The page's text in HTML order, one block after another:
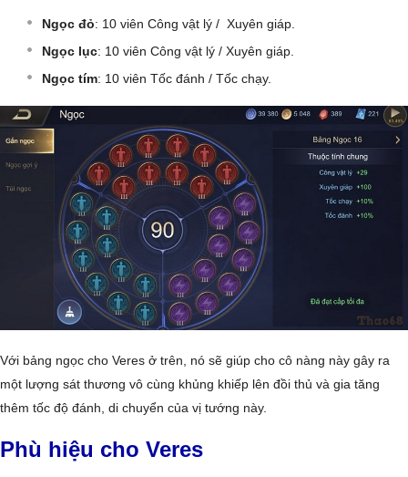
Ngọc đỏ: 10 viên Công vật lý / Xuyên giáp.
Ngọc lục: 10 viên Công vật lý / Xuyên giáp.
Ngọc tím: 10 viên Tốc đánh / Tốc chạy.
Với bảng ngọc cho Veres ở trên, nó sẽ giúp cho cô nàng này gây ra
một lượng sát thương vô cùng khủng khiếp lên đồi thủ và gia tăng
thêm tốc độ đánh, di chuyển của vị tướng này.
Phù hiệu cho Veres